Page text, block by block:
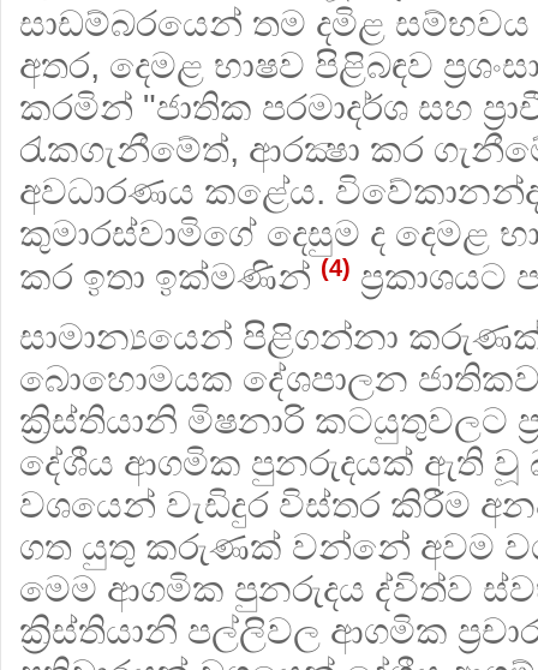
සාඩම්බරයෙන් තම දමිළ සම්භවය
අතර, දෙමළ භාෂව පිළිබඳව
කරමින් "ජාතික පරමාදර්ශ සහ
රැකගැනීමේත්, ආරක්‍ෂා කර
අවධාරණය කළේය.
කුමාරස්වාමිගේ දෙසුම ද දෙමළ
කර ඉතා ඉක්මණින් (4) ප්‍රකාශයට
සාමාන්‍යයෙන් පිළිගන්නා
බොහොමයක දේශපාලන
ක්‍රිස්තියානි මිෂනාරි කටයුතුවලට
දේශීය ආගමික පුනරුදයක් ඇති
වශයෙන් වැඩිදුර විස්තර කිරීම
ගත යුතු කරුණක් වන්නේ අවම
මෙම ආගමික පුනරුදය ද්විත්ව
ක්‍රිස්තියානි පල්ලිවල ආගමික